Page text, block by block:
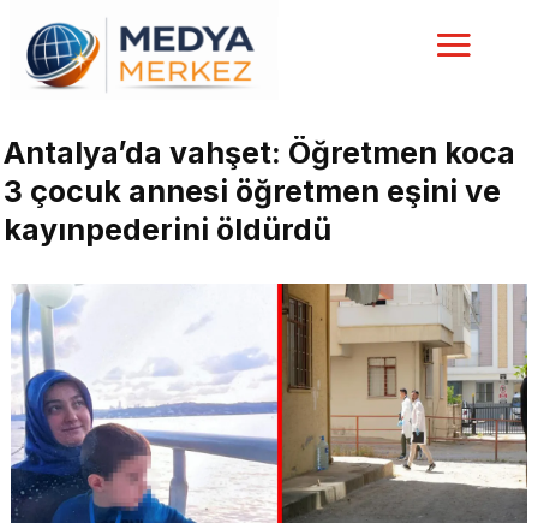
Antalya’da vahşet: Öğretmen koca
3 çocuk annesi öğretmen eşini ve
kayınpederini öldürdü